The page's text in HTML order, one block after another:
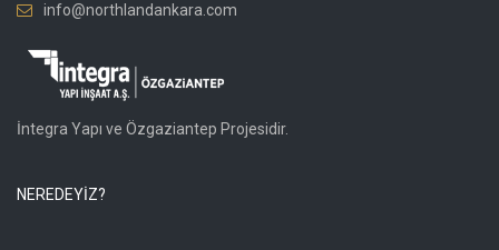
info@northlandankara.com
İntegra Yapı ve Özgaziantep Projesidir.
NEREDEYİZ?